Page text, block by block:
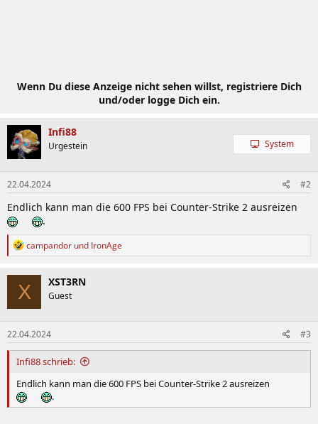
Wenn Du diese Anzeige nicht sehen willst, registriere Dich
und/oder logge Dich ein.
Infi88
Urgestein System
22.04.2024 #2
Endlich kann man die 600 FPS bei Counter-Strike 2 ausreizen
.
R
k
t
i
o
n
e
n
:
campandor und IronAge
X XST3RN
Guest
22.04.2024 #3
Infi88 schrieb:
Endlich kann man die 600 FPS bei Counter-Strike 2 ausreizen
.